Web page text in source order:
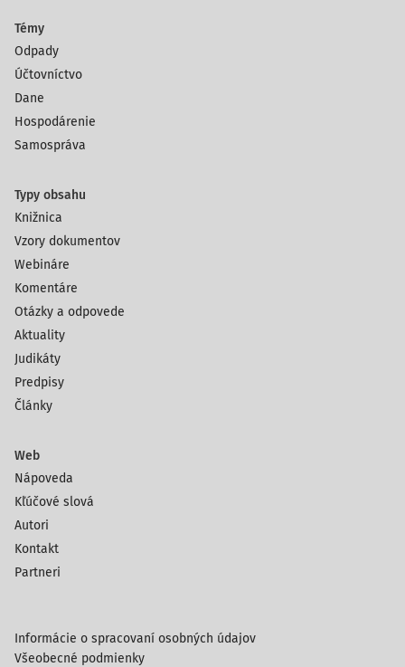
Témy
Odpady
Účtovníctvo
Dane
Hospodárenie
Samospráva
Typy obsahu
Knižnica
Vzory dokumentov
Webináre
Komentáre
Otázky a odpovede
Aktuality
Judikáty
Predpisy
Články
Web
Nápoveda
Kľúčové slová
Autori
Kontakt
Partneri
Informácie o spracovaní osobných údajov
Všeobecné podmienky